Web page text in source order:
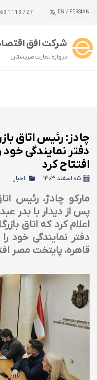
شرکت افق
دروازه تجارت صربستان
EN / PERSIAN
چادز: رئیس اتاق
دفتر نمایندگی خود
افتتاح کرد
۰۵ اسفند ۱۴۰۳ اخبار
مارکو چادژ، رئیس
پس از دیدار با بدر
دفتر نمایندگی خود
قاهره، پایتخت مصر